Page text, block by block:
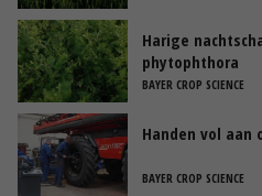
Harige
phytophthora
BAYER CROP SCIENCE
Handen vol aan
BAYER CROP SCIENCE